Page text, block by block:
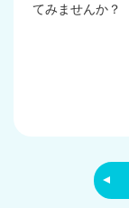
てみませんか？